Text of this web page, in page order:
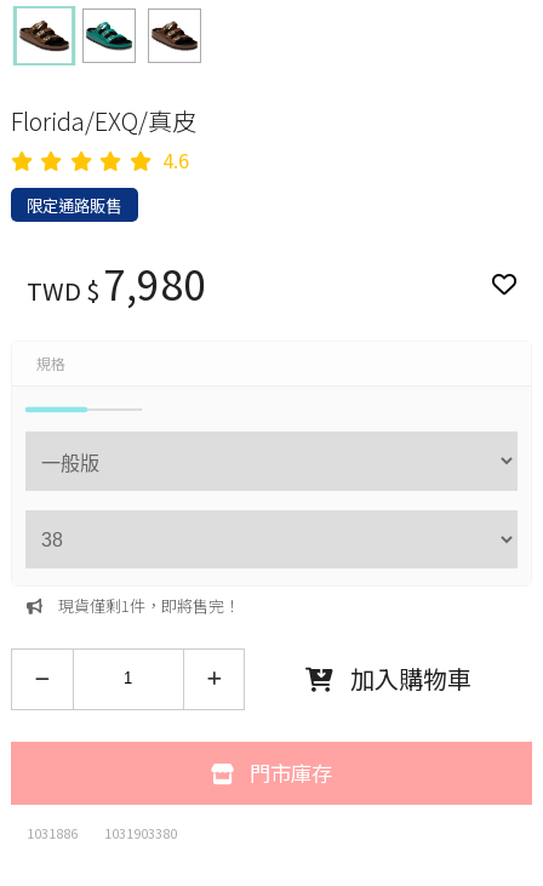
Florida/EXQ/真皮
4.6
限定通路販售
TWD $ 7,980
規格
現貨僅剩1件，即將售完！
加入購物車
門市庫存
1031886 1031903380